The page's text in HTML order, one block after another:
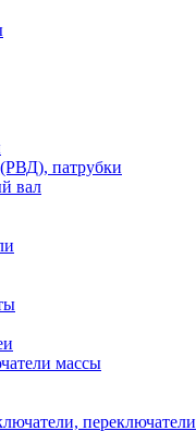
патрубки
вал
массы
переключатели